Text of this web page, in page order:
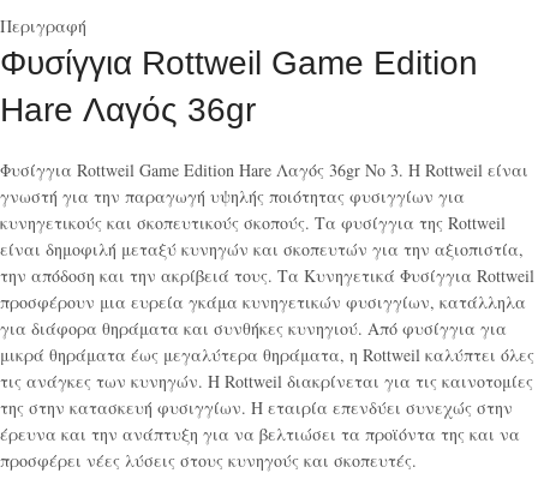
Περιγραφή
Φυσίγγια Rottweil Game Edition
Hare Λαγός 36gr
Φυσίγγια Rottweil Game Edition Hare Λαγός 36gr No 3. Η Rottweil είναι
γνωστή για την παραγωγή υψηλής ποιότητας φυσιγγίων για
κυνηγετικούς και σκοπευτικούς σκοπούς. Τα φυσίγγια της Rottweil
είναι δημοφιλή μεταξύ κυνηγών και σκοπευτών για την αξιοπιστία,
την απόδοση και την ακρίβειά τους. Τα Κυνηγετικά Φυσίγγια Rottweil
προσφέρουν μια ευρεία γκάμα κυνηγετικών φυσιγγίων, κατάλληλα
για διάφορα θηράματα και συνθήκες κυνηγιού. Από φυσίγγια για
μικρά θηράματα έως μεγαλύτερα θηράματα, η Rottweil καλύπτει όλες
τις ανάγκες των κυνηγών. Η Rottweil διακρίνεται για τις καινοτομίες
της στην κατασκευή φυσιγγίων. Η εταιρία επενδύει συνεχώς στην
έρευνα και την ανάπτυξη για να βελτιώσει τα προϊόντα της και να
προσφέρει νέες λύσεις στους κυνηγούς και σκοπευτές.